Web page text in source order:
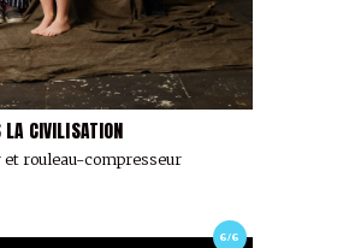
CIVILISATION
rouleau-compresseur
6/6